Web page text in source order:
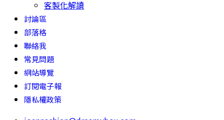
客製化解讀
討論區
部落格
聯絡我
常見問題
網站導覽
訂閱電子報
隱私權政策